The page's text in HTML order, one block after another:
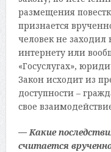
размещения
признается
человек не заходил
интернету или
«Госуслугах»,
Закон исходит из
доступности –
свое
— Какие
считается